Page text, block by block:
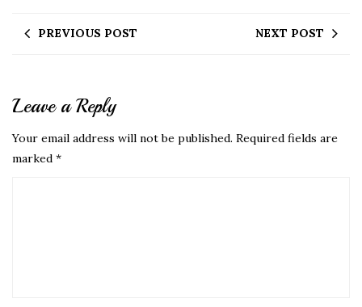
PREVIOUS POST NEXT POST
Leave a Reply
Your email address will not be published. Required fields are
marked *